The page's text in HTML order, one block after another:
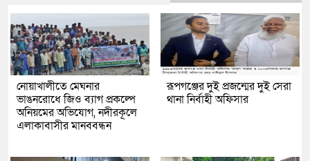
নোয়াখালীতে মেঘনার
ভাঙনরোধে জিও ব্যাগ প্রকল্পে
অনিয়মের অভিযোগ, নদীরকূলে
এলাকাবাসীর মানববন্ধন
রূপগঞ্জের দুই প্রজন্মের দুই সেরা
থানা নির্বাহী অফিসার